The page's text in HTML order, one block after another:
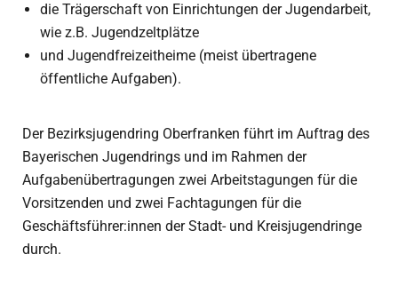
die Trägerschaft von Einrichtungen der Jugendarbeit,
wie z.B. Jugendzeltplätze
und Jugendfreizeitheime (meist übertragene
öffentliche Aufgaben).
Der Bezirksjugendring Oberfranken führt im Auftrag des
Bayerischen Jugendrings und im Rahmen der
Aufgabenübertragungen zwei Arbeitstagungen für die
Vorsitzenden und zwei Fachtagungen für die
Geschäftsführer:innen der Stadt- und Kreisjugendringe
durch.